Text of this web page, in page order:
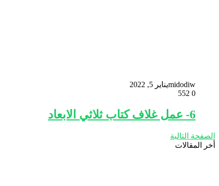
midodiwيناير 5, 2022
0
6- عمل غلاف كتاب ثلاثي الابعاد
الصفحة التالية
أخر المقالات